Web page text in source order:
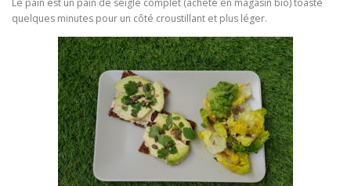
Le pain est un pain de seigle complet (acheté en magasin bio) toasté
quelques minutes pour un côté croustillant et plus léger.